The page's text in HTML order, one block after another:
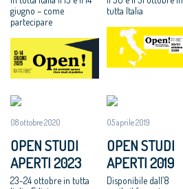
giugno – come
partecipare
tutta Italia
08 ottobre 2020
OPEN STUDI
APERTI 2023
23-24 ottobre in tutta
05 aprile 2019
OPEN STUDI
APERTI 2019
Disponibile dall’8